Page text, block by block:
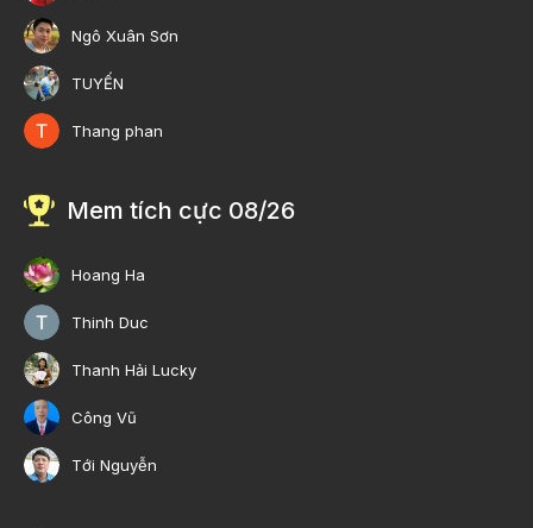
Ngô Xuân Sơn
TUYẾN
Thang phan
Mem tích cực 08/26
Hoang Ha
Thinh Duc
Thanh Hải Lucky
Công Vũ
Tới Nguyễn